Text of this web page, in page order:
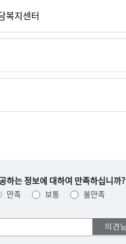
복지센터
하는 정보에 대하여 만족하십니까?
만족 보통
불만족